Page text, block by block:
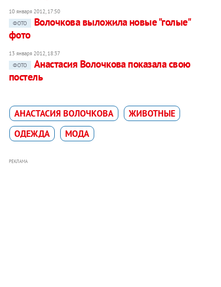
10 января 2012, 17:50
ФОТО
Волочкова выложила новые "голые"
фото
13 января 2012, 18:37
ФОТО
Анастасия Волочкова показала свою
постель
АНАСТАСИЯ ВОЛОЧКОВА
ЖИВОТНЫЕ
ОДЕЖДА
МОДА
РЕКЛАМА